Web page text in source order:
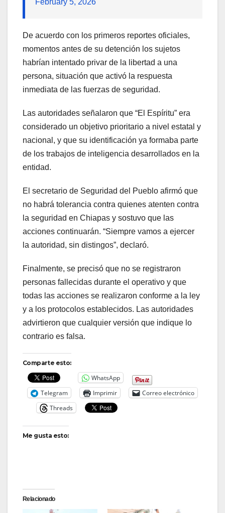
February 5, 2026
De acuerdo con los primeros reportes oficiales,
momentos antes de su detención los sujetos
habrían intentado privar de la libertad a una
persona, situación que activó la respuesta
inmediata de las fuerzas de seguridad.
Las autoridades señalaron que “El Espíritu” era
considerado un objetivo prioritario a nivel estatal y
nacional, y que su identificación ya formaba parte
de los trabajos de inteligencia desarrollados en la
entidad.
El secretario de Seguridad del Pueblo afirmó que
no habrá tolerancia contra quienes atenten contra
la seguridad en Chiapas y sostuvo que las
acciones continuarán. “Siempre vamos a ejercer
la autoridad, sin distingos”, declaró.
Finalmente, se precisó que no se registraron
personas fallecidas durante el operativo y que
todas las acciones se realizaron conforme a la ley
y a los protocolos establecidos. Las autoridades
advirtieron que cualquier versión que indique lo
contrario es falsa.
Comparte esto:
WhatsApp
Telegram
Imprimir
Correo electrónico
Threads
Me gusta esto:
Relacionado